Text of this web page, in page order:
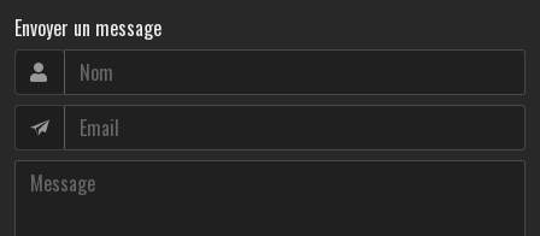
Envoyer un message